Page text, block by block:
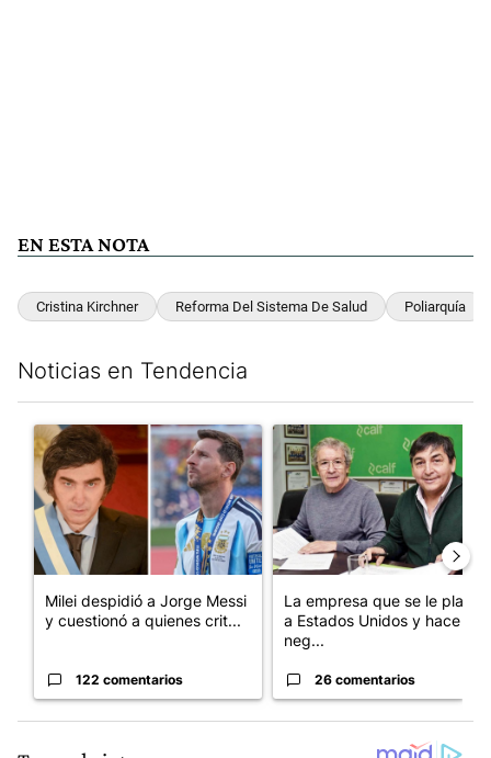
EN ESTA NOTA
Cristina Kirchner Reforma Del Sistema De Salud Poliarquía
Noticias en Tendencia
Un artículo de tendencia con el título "Milei despidió a Jorge
Milei despidió a Jorge Messi
y cuestionó a quienes crit...
122 comentarios
Un artículo de tendencia con
La empresa que se le plantó
a Estados Unidos y hace
neg...
26 comentarios